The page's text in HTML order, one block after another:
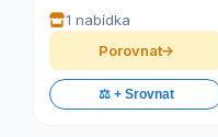
1 nabídka
Porovnat
⚖️ + Srovnat